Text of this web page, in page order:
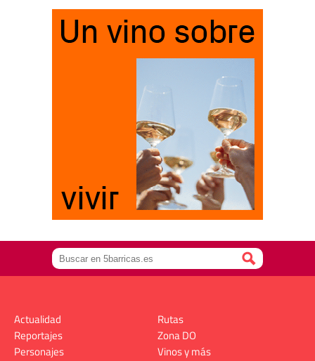
Actualidad
Reportajes
Personajes
Rutas
Zona DO
Vinos y más